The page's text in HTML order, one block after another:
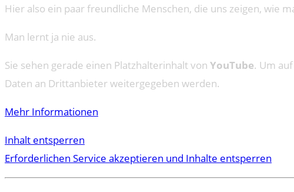
Hier also ein paar freundliche Menschen, die uns zeigen, wie
Man lernt ja nie aus.
Sie sehen gerade einen Platzhalterinhalt von YouTube. Um
Daten an Drittanbieter weitergegeben werden.
Mehr Informationen
Inhalt entsperren
Erforderlichen Service akzeptieren und Inhalte entsperren